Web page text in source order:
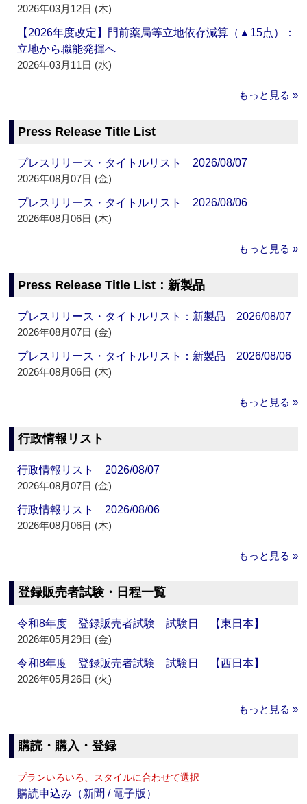
2026年03月12日 (木)
【2026年度改定】門前薬局等立地依存減算（▲15点）：
立地から職能発揮へ
2026年03月11日 (水)
もっと見る »
Press Release Title List
プレスリリース・タイトルリスト 2026/08/07
2026年08月07日 (金)
プレスリリース・タイトルリスト 2026/08/06
2026年08月06日 (木)
もっと見る »
Press Release Title List：新製品
プレスリリース・タイトルリスト：新製品 2026/08/07
2026年08月07日 (金)
プレスリリース・タイトルリスト：新製品 2026/08/06
2026年08月06日 (木)
もっと見る »
行政情報リスト
行政情報リスト 2026/08/07
2026年08月07日 (金)
行政情報リスト 2026/08/06
2026年08月06日 (木)
もっと見る »
登録販売者試験・日程一覧
令和8年度 登録販売者試験 試験日 【東日本】
2026年05月29日 (金)
令和8年度 登録販売者試験 試験日 【西日本】
2026年05月26日 (火)
もっと見る »
購読・購入・登録
プランいろいろ、スタイルに合わせて選択
購読申込み（新聞 / 電子版）